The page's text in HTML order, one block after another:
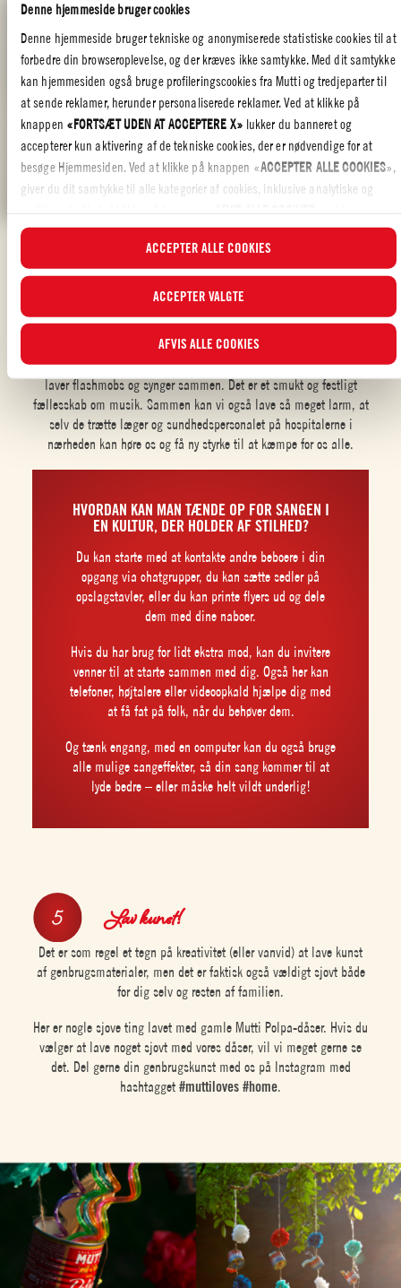
Denne hjemmeside bruger cookies
Denne hjemmeside bruger tekniske og anonymiserede statistiske cookies til at
forbedre din browseroplevelse, og der kræves ikke samtykke. Med dit samtykke
kan hjemmesiden også bruge profileringscookies fra Mutti og tredjeparter til
at sende reklamer, herunder personaliserede reklamer. Ved at klikke på
knappen «FORTSÆT UDEN AT ACCEPTERE X» lukker du banneret og
accepterer kun aktivering af de tekniske cookies, der er nødvendige for at
besøge Hjemmesiden. Ved at klikke på knappen «ACCEPTER ALLE COOKIES»,
giver du dit samtykke til alle kategorier af cookies, inklusive analytiske og
tekniske cookies og anonymiserede statistiske cookies blive aktiveret.
I dette banner kan du vælge eller fravælge de kategorier af cookies, du ønsker
at acceptere, ved hjælp af de specifikke flueben og ved at klikke på knappen
“ACCEPTER VALGTE”. Du kan til enhver tid vælge, hvilke cookies du vil give
samtykke til, og se den opdaterede liste over cookierne i
For yderligere oplysninger kan du læse vores
ACCEPTER ALLE COOKIES
ACCEPTER VALGTE
AFVIS ALLE COOKIES
To watch this video you need to approve marketing cookies so we can use
YouTube.
MANAGE SETTINGS
Sådan gør vi det i Italien:
Syngende flashmobs!
Folk i Italien og i mange andre lande går nu ud på deres altaner og
laver flashmobs og synger sammen. Det er et smukt og festligt
fællesskab om musik. Sammen kan vi også lave så meget larm, at
selv de trætte læger og sundhedspersonalet på hospitalerne i
nærheden kan høre os og få ny styrke til at kæmpe for os alle.
HVORDAN KAN MAN TÆNDE OP FOR SANGEN I
EN KULTUR, DER HOLDER AF STILHED?
Du kan starte med at kontakte andre beboere i din
opgang via chatgrupper, du kan sætte sedler på
opslagstavler, eller du kan printe flyers ud og dele
dem med dine naboer.
Hvis du har brug for lidt ekstra mod, kan du invitere
venner til at starte sammen med dig. Også her kan
telefoner, højtalere eller videoopkald hjælpe dig med
at få fat på folk, når du behøver dem.
Og tænk engang, med en computer kan du også bruge
alle mulige sangeffekter, så din sang kommer til at
lyde bedre – eller måske helt vildt underlig!
Lav kunst!
Det er som regel et tegn på kreativitet (eller vanvid) at lave kunst
af genbrugsmaterialer, men det er faktisk også vældigt sjovt både
for dig selv og resten af familien.
Her er nogle sjove ting lavet med gamle Mutti Polpa-dåser. Hvis du
vælger at lave noget sjovt med vores dåser, vil vi meget gerne se
det. Del gerne din genbrugskunst med os på Instagram med
hashtagget #muttiloves #home.